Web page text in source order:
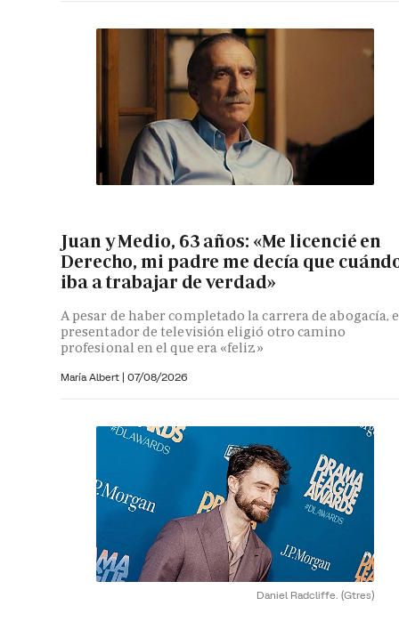
Juan y Medio, 63 años: «Me licencié en
Derecho, mi padre me decía que
iba a trabajar de verdad»
A pesar de haber completado la carrera de abogacía,
presentador de televisión eligió otro camino
profesional en el que era «feliz»
María Albert | 07/08/2026
Daniel Radcliffe. (Gtres)